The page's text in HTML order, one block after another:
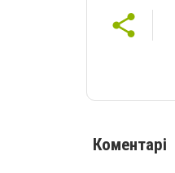
Коментарі